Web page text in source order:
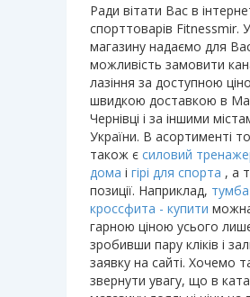
Ради вітати Вас в
спорттоварів Fitnessmir.
магазину надаємо для
можливість замовити
лазіння за доступною
швидкою доставкою в
Чернівці і за іншими
України. В асортименті
також є силовий
дома і гірі для спорта , а
позиції. Наприклад,
кроссфита - купити
гарною ціною усього
зробивши пару кліків і
заявку на сайті. Хочемо
звернути увагу, що в